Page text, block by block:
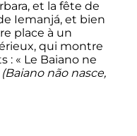
et la fête de
Iemanjá, et bien
place à un
qui montre
: « Le Baiano ne
(Baiano não nasce,